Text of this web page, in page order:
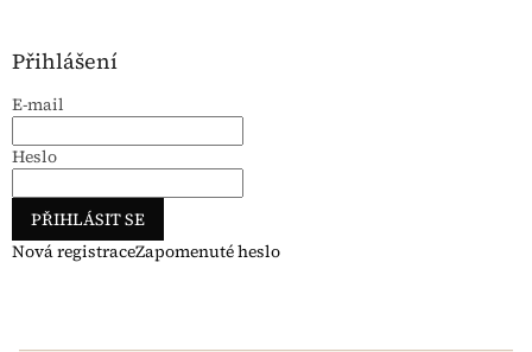
Přihlášení
E-mail
Heslo
PŘIHLÁSIT SE
Nová registraceZapomenuté heslo